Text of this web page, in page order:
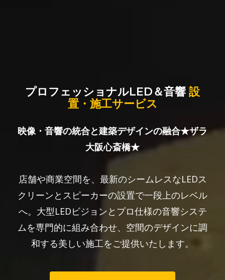
プロフェッショナルLED＆音響 設
置・施工サービス
映像・音響の統合と建築デザインの融合★ザラ
大阪心斎橋★
店舗や商業空間を、最新のシームレスなLEDス
クリーンとスピーカーの設置で一段上のレベル
へ。大型LEDビジョンとプロ仕様の音響システ
ムを専門的に組み合わせ、空間のデザインに調
和する美しい施工をご提供いたします。